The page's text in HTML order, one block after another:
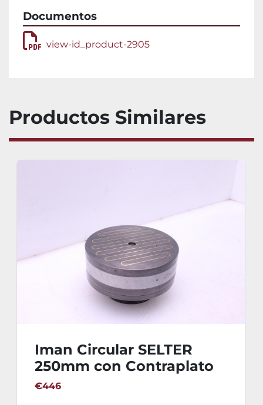
Documentos
view-id_product-2905
Productos Similares
Iman Circular SELTER
250mm con Contraplato
€446